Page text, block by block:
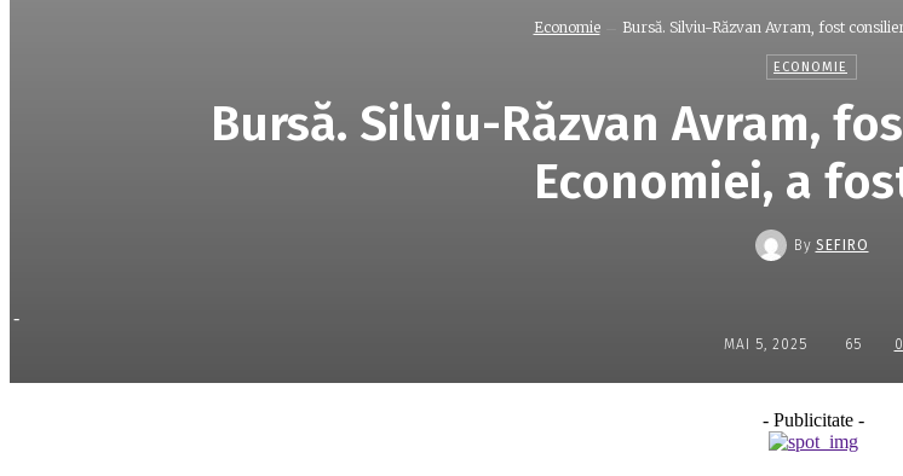
Economie Bursă. Silviu-Răzvan Avram, fost
ECONOMIE
Bursă. Silviu-Răzvan Avram,
Economiei, a
By SEFIRO
-
MAI 5, 2025 65 0
- Publicitate -